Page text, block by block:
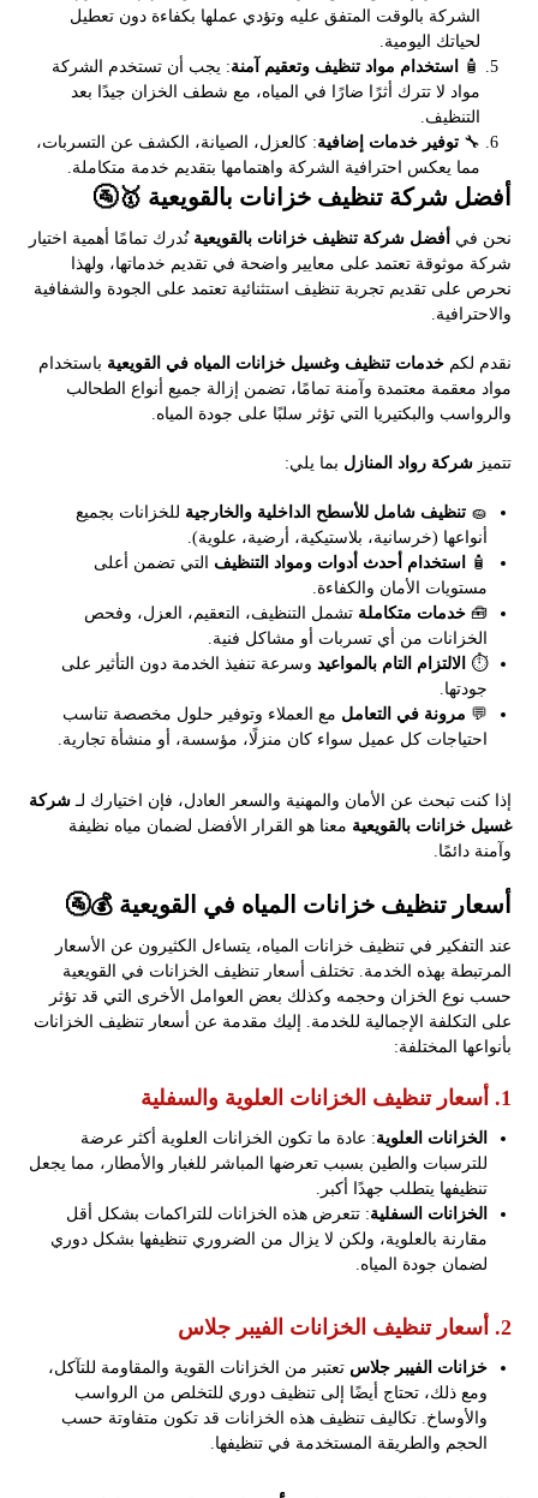
الشركة بالوقت المتفق عليه وتؤدي عملها بكفاءة دون تعطيل
لحياتك اليومية.
🧴
استخدام مواد تنظيف وتعقيم آمنة: يجب أن تستخدم الشركة
مواد لا تترك أثرًا ضارًا في المياه، مع شطف الخزان جيدًا بعد
التنظيف.
🔧توفير خدمات إضافية: كالعزل، الصيانة، الكشف عن التسربات،
مما يعكس احترافية الشركة واهتمامها بتقديم خدمة متكاملة.
أفضل شركة تنظيف خزانات بالقويعية 🥇🚰
نحن في أفضل شركة تنظيف خزانات بالقويعية نُدرك تمامًا أهمية اختيار
شركة موثوقة تعتمد على معايير واضحة في تقديم خدماتها، ولهذا
نحرص على تقديم تجربة تنظيف استثنائية تعتمد على الجودة والشفافية
والاحترافية.
نقدم لكمخدمات تنظيف وغسيل خزانات المياه في القويعية باستخدام
مواد معقمة معتمدة وآمنة تمامًا، تضمن إزالة جميع أنواع الطحالب
والرواسب والبكتيريا التي تؤثر سلبًا على جودة المياه.
تتميزشركة رواد المنازل بما يلي:
🧽تنظيف شامل للأسطح الداخلية والخارجية للخزانات بجميع
أنواعها (خرسانية، بلاستيكية، أرضية، علوية).
🧴
استخدام أحدث أدوات ومواد التنظيف التي تضمن أعلى
مستويات الأمان والكفاءة.
🧰خدمات متكاملة تشمل التنظيف، التعقيم، العزل، وفحص
الخزانات من أي تسربات أو مشاكل فنية.
⏱️ الالتزام التام بالمواعيد وسرعة تنفيذ الخدمة دون التأثير على
جودتها.
💬 مرونة في التعامل مع العملاء وتوفير حلول مخصصة تناسب
احتياجات كل عميل سواء كان منزلًا، مؤسسة، أو منشأة تجارية.
إذا كنت تبحث عن الأمان والمهنية والسعر العادل، فإن اختيارك لـشركة
غسيل خزانات بالقويعية معنا هو القرار الأفضل لضمان مياه نظيفة
وآمنة دائمًا.
أسعار تنظيف خزانات المياه في القويعية 💰🚰
عند التفكير في تنظيف خزانات المياه، يتساءل الكثيرون عن الأسعار
المرتبطة بهذه الخدمة. تختلف أسعار تنظيف الخزانات في القويعية
حسب نوع الخزان وحجمه وكذلك بعض العوامل الأخرى التي قد تؤثر
على التكلفة الإجمالية للخدمة. إليك مقدمة عن أسعار تنظيف الخزانات
بأنواعها المختلفة:
1. أسعار تنظيف الخزانات العلوية والسفلية
الخزانات العلوية: عادة ما تكون الخزانات العلوية أكثر عرضة
للترسبات والطين بسبب تعرضها المباشر للغبار والأمطار، مما يجعل
تنظيفها يتطلب جهدًا أكبر.
الخزانات السفلية: تتعرض هذه الخزانات للتراكمات بشكل أقل
مقارنة بالعلوية، ولكن لا يزال من الضروري تنظيفها بشكل دوري
لضمان جودة المياه.
2. أسعار تنظيف الخزانات الفيبر جلاس
خزانات الفيبر جلاس تعتبر من الخزانات القوية والمقاومة للتآكل،
ومع ذلك، تحتاج أيضًا إلى تنظيف دوري للتخلص من الرواسب
والأوساخ. تكاليف تنظيف هذه الخزانات قد تكون متفاوتة حسب
الحجم والطريقة المستخدمة في تنظيفها.